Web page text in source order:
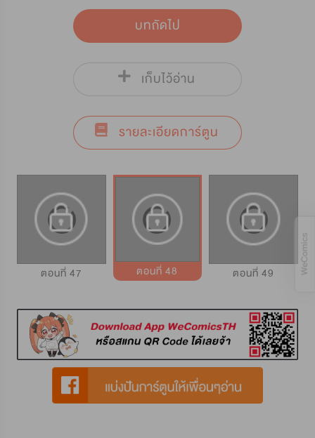
บทถัดไป
เก็บไว้อ่าน
รายละเอียดการ์ตูน
ตอนที่ 47 ตอนที่ 48 ตอนที่ 49